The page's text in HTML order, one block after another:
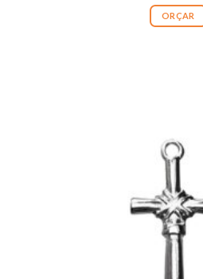
ORÇAR